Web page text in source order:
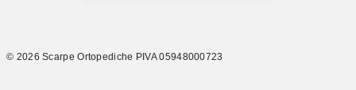
© 2026 Scarpe Ortopediche PIVA 05948000723